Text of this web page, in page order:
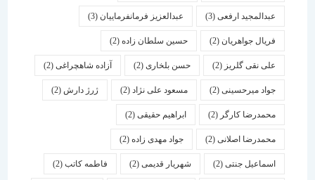
عبدالمجید ارفعی(3) عبدالعزیز فرمانفرماییان(3)
فریال جواهریان(2) حسین سلطان زاده(2)
علی نقی گلریز(2) حسن بلخاری(2) آزاده شاهچراغی(2)
جواد میرحسینی(2) مسعود علی نژاد(2) ژرژ دارش (2)
محمدرضا کارگر(2) ابراهیم حقیقی(2)
محمدرضا اصلانی(2) جواد مهدی زاده(2)
اسماعیل جنتی(2) شهریار قدیمی(2) فاطمه کاتب(2)